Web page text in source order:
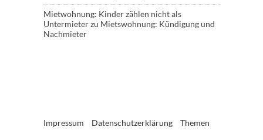
Mietwohnung: Kinder zählen nicht als
Untermieterzu Mietswohnung: Kündigung und
Nachmieter
Impressum Datenschutzerklärung Themen